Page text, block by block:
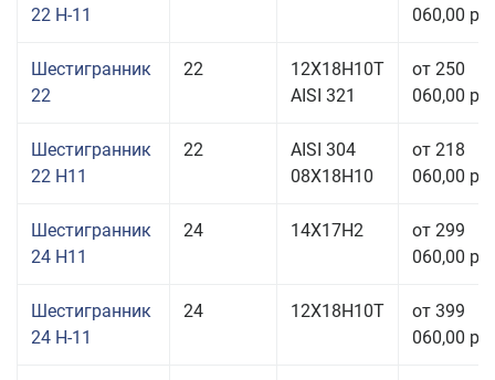
22 Н-11
060,00
Шестигранник
22
22
12Х18Н10Т
AISI 321
от 250
060,00
Шестигранник
22 H11
22
AISI 304
08Х18Н10
от 218
060,00
Шестигранник
24 H11
24 14Х17Н2
от 299
060,00
Шестигранник
24 Н-11
24 12Х18Н10Т
от 399
060,00